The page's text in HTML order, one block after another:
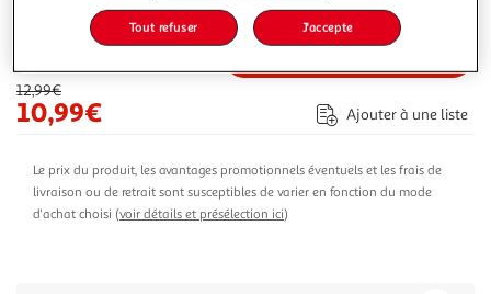
Vendu parASD
12,99€
10,99€ Ajouter à une liste
Le prix du produit, les avantages promotionnels éventuels et les frais de
livraison ou de retrait sont susceptibles de varier en fonction du mode
d'achat choisi (voir détails et présélection ici)
Tout refuser J'accepte